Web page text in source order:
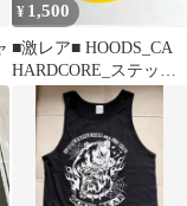
¥ 1,500
■激レア■ HOODS_CA
HARDCORE_ステッカ
ー _1枚_新品 未使用